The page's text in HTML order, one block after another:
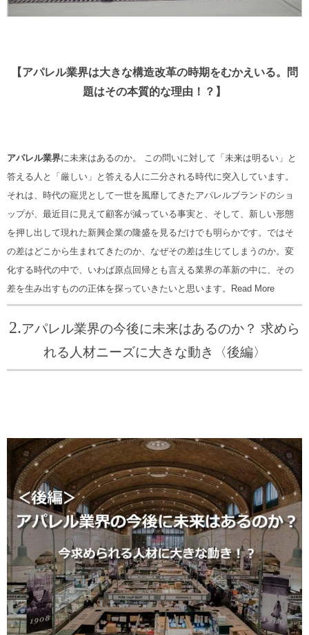
【アパレル業界は大きな構造改革の時期をむかえいる。問
題はその本質的な理由！？】
アパレル業界に未来はあるのか。
この問いに対して「未来は明るい」と
答える人と「厳しい」と答える人に二分される時代に突入しています。
それは、時代の寵児として一世を風靡してきたアパレルブランドのショ
ップが、最近目に見えて顧客が減っている事実と、そして、新しい形態
を押し出して現れた新興企業の隆盛を見るだけでも明らかです。ではそ
の差はどこから生まれてきたのか、なぜその差は生じてしまうのか。変
化する時代の中で、いわば原点回帰とも言える業界の革新の中に、その
差を生み出すものの正体を探っていきたいと思います。
Read More
2.アパレル業界の今後に未来はあるのか？ 求めら
れる人材ニーズに大きな動き〈後編〉